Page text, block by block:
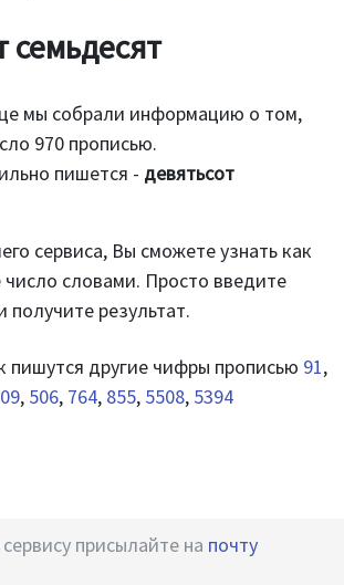
семьдесят
мы собрали информацию о том,
970 прописью.
пишется - девятьсот
сервиса, Вы сможете узнать как
словами. Просто введите
результат.
пишутся другие чифры прописью 91,
, 506, 764, 855, 5508, 5394
присылайте на почту